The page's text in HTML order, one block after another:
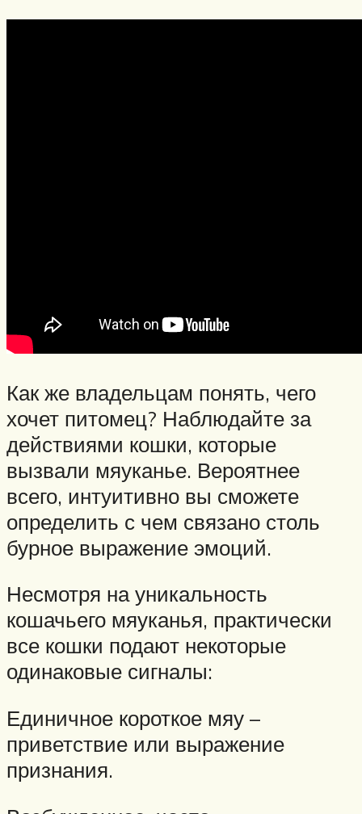
Как же владельцам понять, чего
хочет питомец? Наблюдайте за
действиями кошки, которые
вызвали мяуканье. Вероятнее
всего, интуитивно вы сможете
определить с чем связано столь
бурное выражение эмоций.
Несмотря на уникальность
кошачьего мяуканья, практически
все кошки подают некоторые
одинаковые сигналы:
Единичное короткое мяу –
приветствие или выражение
признания.